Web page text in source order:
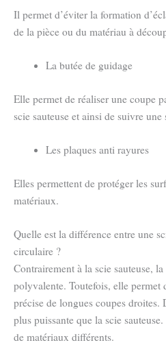
Il permet d’éviter la formation
de la pièce ou du matériau à
La butée de guidage
Elle permet de réaliser une coupe
scie sauteuse et ainsi de suivre
Les plaques anti rayures
Elles permettent de protéger les
matériaux.
Quelle est la différence entre une
circulaire ?
Contrairement à la scie sauteuse,
polyvalente. Toutefois, elle permet
précise de longues coupes droites.
plus puissante que la scie
de matériaux différents.